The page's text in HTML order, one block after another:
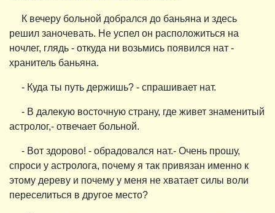
К вечеру больной добрался до баньяна и здесь
решил заночевать. Не успел он расположиться на
ночлег, глядь - откуда ни возьмись появился нат -
хранитель баньяна.
- Куда ты путь держишь? - спрашивает нат.
- В далекую восточную страну, где живет знаменитый
астролог,- отвечает больной.
- Вот здорово! - обрадовался нат.- Очень прошу,
спроси у астролога, почему я так привязан именно к
этому дереву и почему у меня не хватает силы воли
переселиться в другое место?